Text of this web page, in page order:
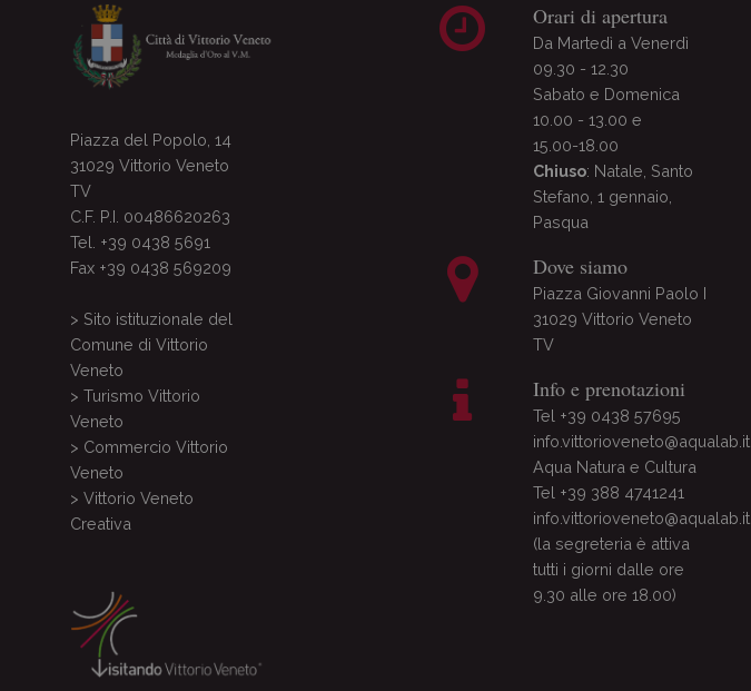
Piazza del Popolo, 14
31029 Vittorio Veneto
TV
C.F. P.I. 00486620263
Tel. +39 0438 5691
Fax +39 0438 569209
> Sito istituzionale del
Comune di Vittorio
Veneto
> Turismo Vittorio
Veneto
> Commercio Vittorio
Veneto
> Vittorio Veneto
Creativa
Orari di apertura
Da Martedì a Venerdì
09.30 - 12.30
Sabato e Domenica
10.00 - 13.00 e
15.00-18.00
Chiuso: Natale, Santo
Stefano, 1 gennaio,
Pasqua
Dove siamo
Piazza Giovanni Paolo I
31029 Vittorio Veneto
TV
Info e prenotazioni
Tel +39 0438 57695
info.vittorioveneto@aqualab.it
Aqua Natura e Cultura
Tel +39 388 4741241
info.vittorioveneto@aqualab.it
(la segreteria è attiva
tutti i giorni dalle ore
9.30 alle ore 18.00)